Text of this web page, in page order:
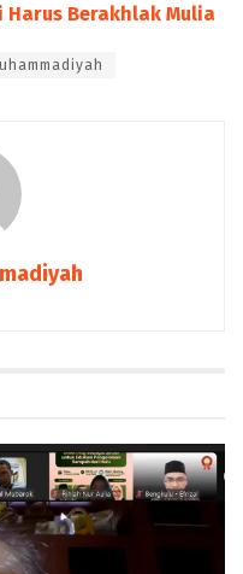
Berakhlak Mulia